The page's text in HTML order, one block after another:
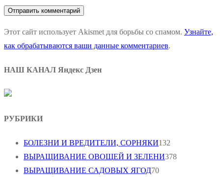
Этот сайт использует Akismet для борьбы со спамом. Узнайте,
как обрабатываются ваши данные комментариев.
НАШ КАНАЛ Яндекс Дзен
РУБРИКИ
БОЛЕЗНИ И ВРЕДИТЕЛИ, СОРНЯКИ132
ВЫРАЩИВАНИЕ ОВОЩЕЙ И ЗЕЛЕНИ378
ВЫРАЩИВАНИЕ САДОВЫХ ЯГОД70